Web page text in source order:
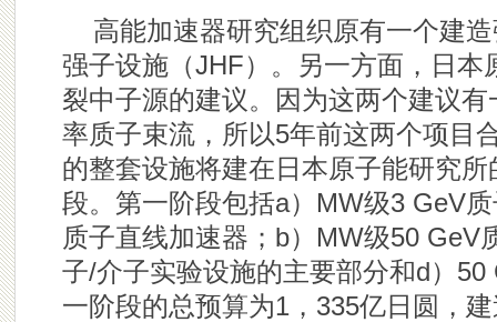
高能加速器研究组织原有一个建
强子设施（JHF）。另一方面，日
裂中子源的建议。因为这两个建议
率质子束流，所以5年前这两个项目
的整套设施将建在日本原子能研究
段。第一阶段包括a）MW级3 GeV
质子直线加速器；b）MW级50 GeV
子/介子实验设施的主要部分和d）
一阶段的总预算为1，335亿日圆，